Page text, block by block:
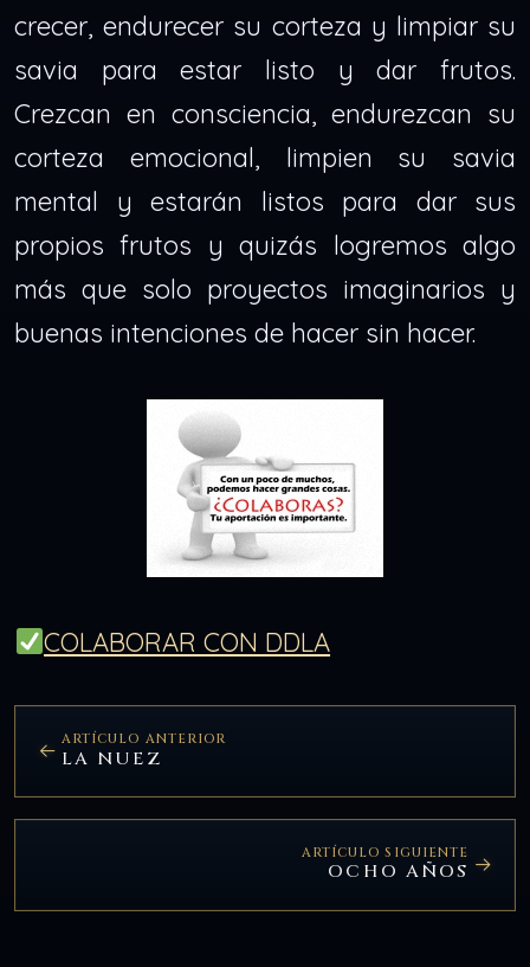
crecer, endurecer su corteza y limpiar su
savia para estar listo y dar frutos.
Crezcan en consciencia, endurezcan su
corteza emocional, limpien su savia
mental y estarán listos para dar sus
propios frutos y quizás logremos algo
más que solo proyectos imaginarios y
buenas intenciones de hacer sin hacer.
COLABORAR CON DDLA
ARTÍCULO ANTERIOR
LA NUEZ
ARTÍCULO SIGUIENTE
OCHO AÑOS